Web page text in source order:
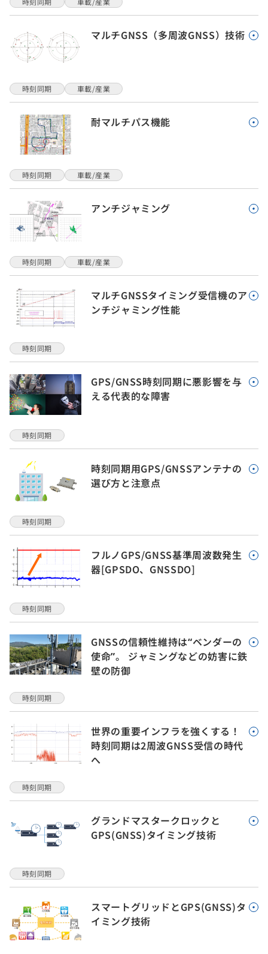
マルチGNSS（多周波GNSS）技術
時刻同期 車載/産業
耐マルチパス機能
時刻同期 車載/産業
アンチジャミング
時刻同期 車載/産業
マルチGNSSタイミング受信機のア
ンチジャミング性能
時刻同期
GPS/GNSS時刻同期に悪影響を与
える代表的な障害
時刻同期
時刻同期用GPS/GNSSアンテナの
選び方と注意点
時刻同期
フルノGPS/GNSS基準周波数発生
器[GPSDO、GNSSDO]
時刻同期
GNSSの信頼性維持は“ベンダーの
使命”。 ジャミングなどの妨害に鉄
壁の防御
時刻同期
世界の重要インフラを強くする！
時刻同期は2周波GNSS受信の時代
へ
時刻同期
グランドマスタークロックと
GPS(GNSS)タイミング技術
時刻同期
スマートグリッドとGPS(GNSS)タ
イミング技術